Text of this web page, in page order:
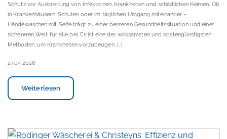
Schutz vor Ausbreitung von Infektionen, Krankheiten und schädlichen Keimen. Ob
in Krankenhäusern, Schulen oder im täglichen Umgang miteinander –
Händewaschen mit Seife trägt zu einer besseren Gesundheitssituation und einer
sichereren Welt für alle bei. Es ist eine der wirksamsten und kostengünstigsten
Methoden, um Krankheiten vorzubeugen. […]
27.04.2026
Weiterlesen